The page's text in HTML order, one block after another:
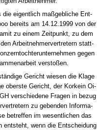
die ei­gent­lich maßgeb­li­che Ent­
be­reits am 14.12.1999 von der
zu ei­nem Zeit­punkt, zu dem
Ar­beit­neh­mer­ver­tre­tern statt­
ge­gen
ver­s­toßen.
Ge­richt wie­sen die Kla­ge
obers­te Ge­richt, der Kor­k­ein Oi­
ver­schie­de­ne Fra­gen in be­zug
zu ge­ben­den In­for­ma­
be­tref­fen im we­sent­li­chen das
ent­steht, wenn die Ent­schei­dung